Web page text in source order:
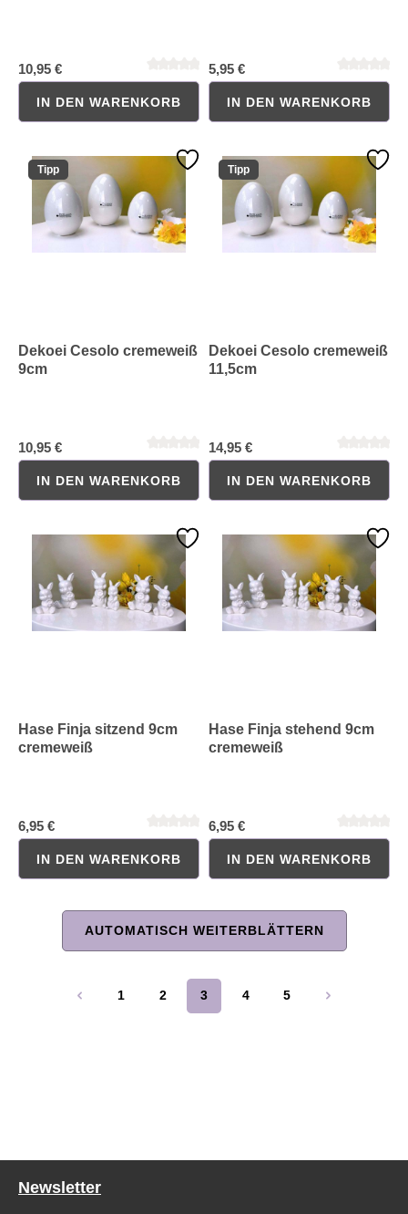
10,95 €
Durchschnittliche Bewertung von 0 von 5 Sternen
IN DEN WARENKORB
5,95 €
Durchschnittliche Bewertung
IN DEN WARENKORB
Tipp
Dekoei Cesolo cremeweiß
9cm
10,95 €
Durchschnittliche Bewertung von 0 von 5 Sternen
IN DEN WARENKORB
Tipp
Dekoei Cesolo cremeweiß
11,5cm
14,95 €
IN DEN WARENKORB
Hase Finja sitzend 9cm
cremeweiß
6,95 €
IN DEN WARENKORB
Hase Finja stehend 9cm
cremeweiß
6,95 €
IN DEN WARENKORB
AUTOMATISCH WEITERBLÄTTERN
Seite
1
Seite
2
Seite
3
Seite
4
Seite
5
Newsletter